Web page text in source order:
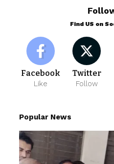
Find US on
Facebook
Like
Twitter
Follow
Popular News